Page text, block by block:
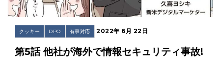
クッキー DPO 有事対応 2022年 6月 22日
第5話 他社が海外で情報セキュリティ事故!